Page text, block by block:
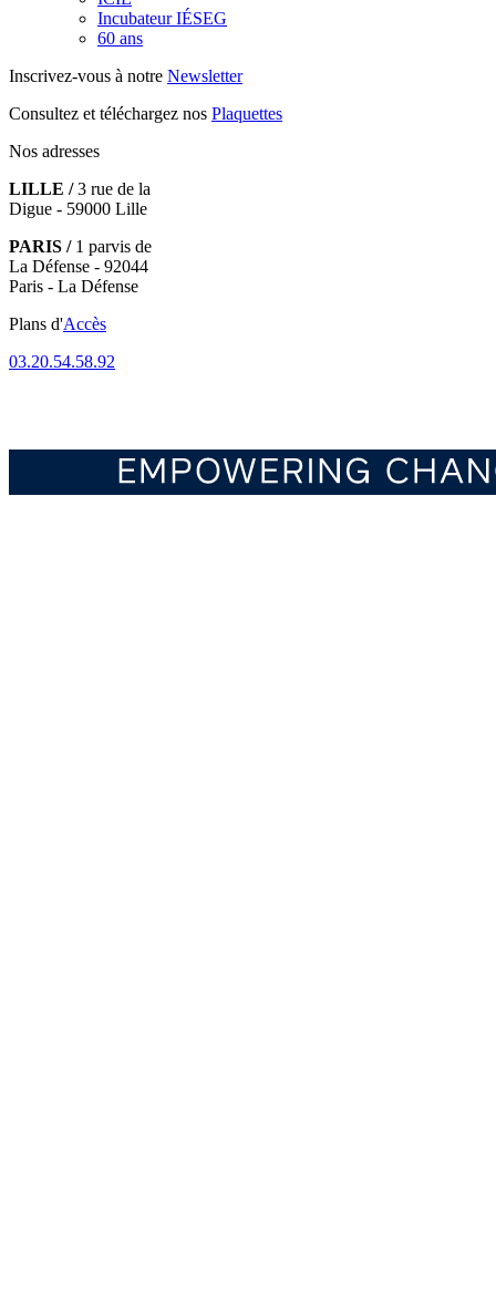
Incubateur IÉSEG
60 ans
Inscrivez-vous à notre Newsletter
Consultez et téléchargez nos Plaquettes
Nos adresses
LILLE /3 rue de la
Digue - 59000 Lille
PARIS /1 parvis de
La Défense - 92044
Paris - La Défense
Plans d'Accès
03.20.54.58.92